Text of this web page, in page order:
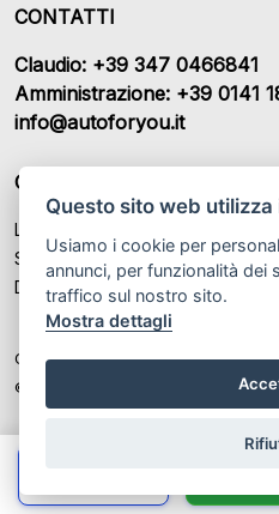
Questo sito web utilizza
Usiamo i cookie per
annunci, per funzionalità dei
traffico sul nostro sito.
Mostra dettagli
CONTATTI
Claudio: +39 347 0466841
Amministrazione: +39 0141
info@autoforyou.it
ORARI DI APERTURA
Lunedì – Venerdì: 9:00- 12:30 /
Sabato: 09:00 - 13:00 / Chiuso
Domenica: Chiuso
Colombaro Claudio SAS P.IVA: IT
© Another site by
Gestionale auto